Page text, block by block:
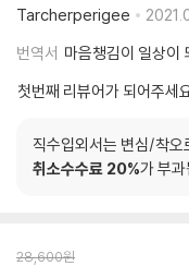
Tarcherperigee
번역서 마음챙김이 일상이
첫번째 리뷰어가 되어주세
직수입외서는 변심/착오
취소수수료 20%가 부
28,600원